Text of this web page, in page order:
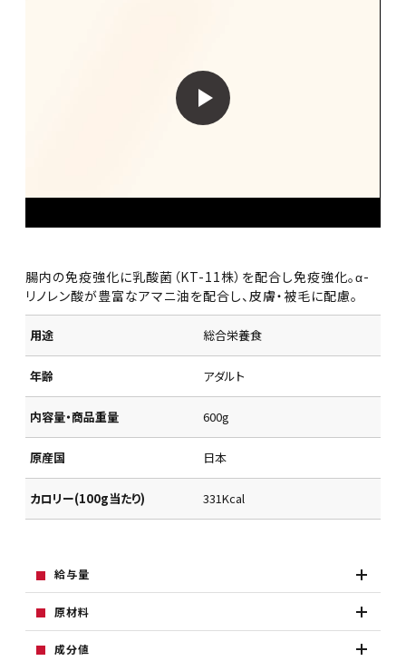
腸内の免疫強化に乳酸菌（KT-11株）を配合し免疫強化。α-
リノレン酸が豊富なアマニ油を配合し、皮膚・被毛に配慮。
用途 総合栄養食
年齢 アダルト
内容量・商品重量 600g
原産国 日本
カロリー(100g当たり) 331Kcal
給与量
原材料
成分値